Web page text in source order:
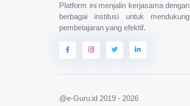
Platform ini menjalin kerjasama dengan
berbagai institusi untuk mendukung
pembelajaran yang efektif.
@e-Guru.id 2019 - 2026